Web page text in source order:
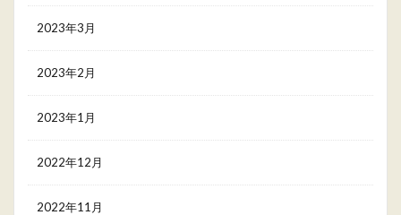
2023年3月
2023年2月
2023年1月
2022年12月
2022年11月